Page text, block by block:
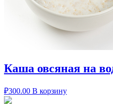
Каша овсяная на
₽300.00 В корзину